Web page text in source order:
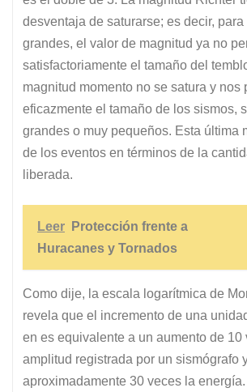
desventaja de saturarse; es decir,
grandes, el valor de magnitud ya no
satisfactoriamente el tamaño del
magnitud momento no se satura y nos
eficazmente el tamaño de los sismos,
grandes o muy pequeños. Esta última
de los eventos en términos de la
liberada.
Leer
Protección frente a
Huracanes y Tornados
Como dije, la escala logarítmica de
revela que el incremento de una
en es equivalente a un aumento de 10
amplitud registrada por un sismógrafo
aproximadamente 30 veces la energía.